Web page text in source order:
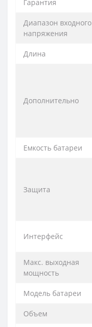
Гарантия
Диапазон входного
напряжения
Длина
Дополнительно
Емкость батареи
Защита
Интерфейс
Макс. выходная
мощность
Модель батареи
Объем